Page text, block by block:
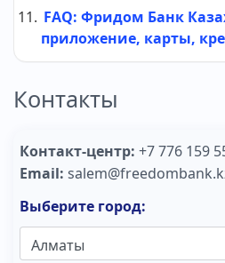
FAQ: Фридом Банк
приложение, карты,
Контакты
Контакт-центр: +7 776 159
Email:
Выберите город: